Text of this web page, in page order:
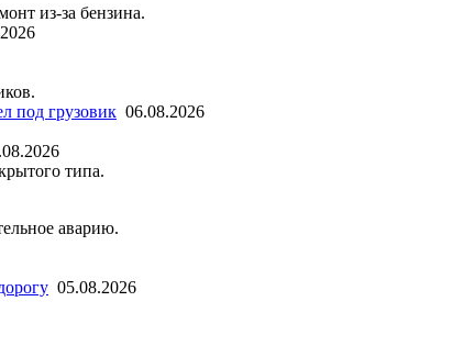
из-за бензина.
под грузовик 06.08.2026
типа.
аварию.
05.08.2026